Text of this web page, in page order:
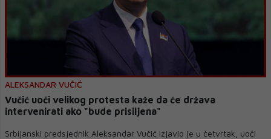
ALEKSANDAR VUČIĆ
Vučić uoči velikog protesta kaže da će država
intervenirati ako "bude prisiljena"
Srbijanski predsjednik Aleksandar Vučić izjavio je u četvrtak, uoči